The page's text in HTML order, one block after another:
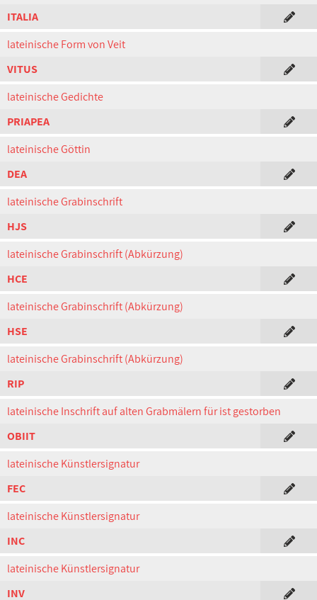
ITALIA
lateinische Form von Veit
VITUS
lateinische Gedichte
PRIAPEA
lateinische Göttin
DEA
lateinische Grabinschrift
HJS
lateinische Grabinschrift (Abkürzung)
HCE
lateinische Grabinschrift (Abkürzung)
HSE
lateinische Grabinschrift (Abkürzung)
RIP
lateinische Inschrift auf alten Grabmälern für ist gestorben
OBIIT
lateinische Künstlersignatur
FEC
lateinische Künstlersignatur
INC
lateinische Künstlersignatur
INV